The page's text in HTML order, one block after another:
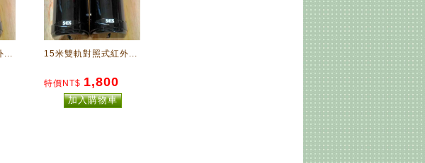
... 15米雙軌對照式紅外...
特價NT$ 1,800
加入購物車